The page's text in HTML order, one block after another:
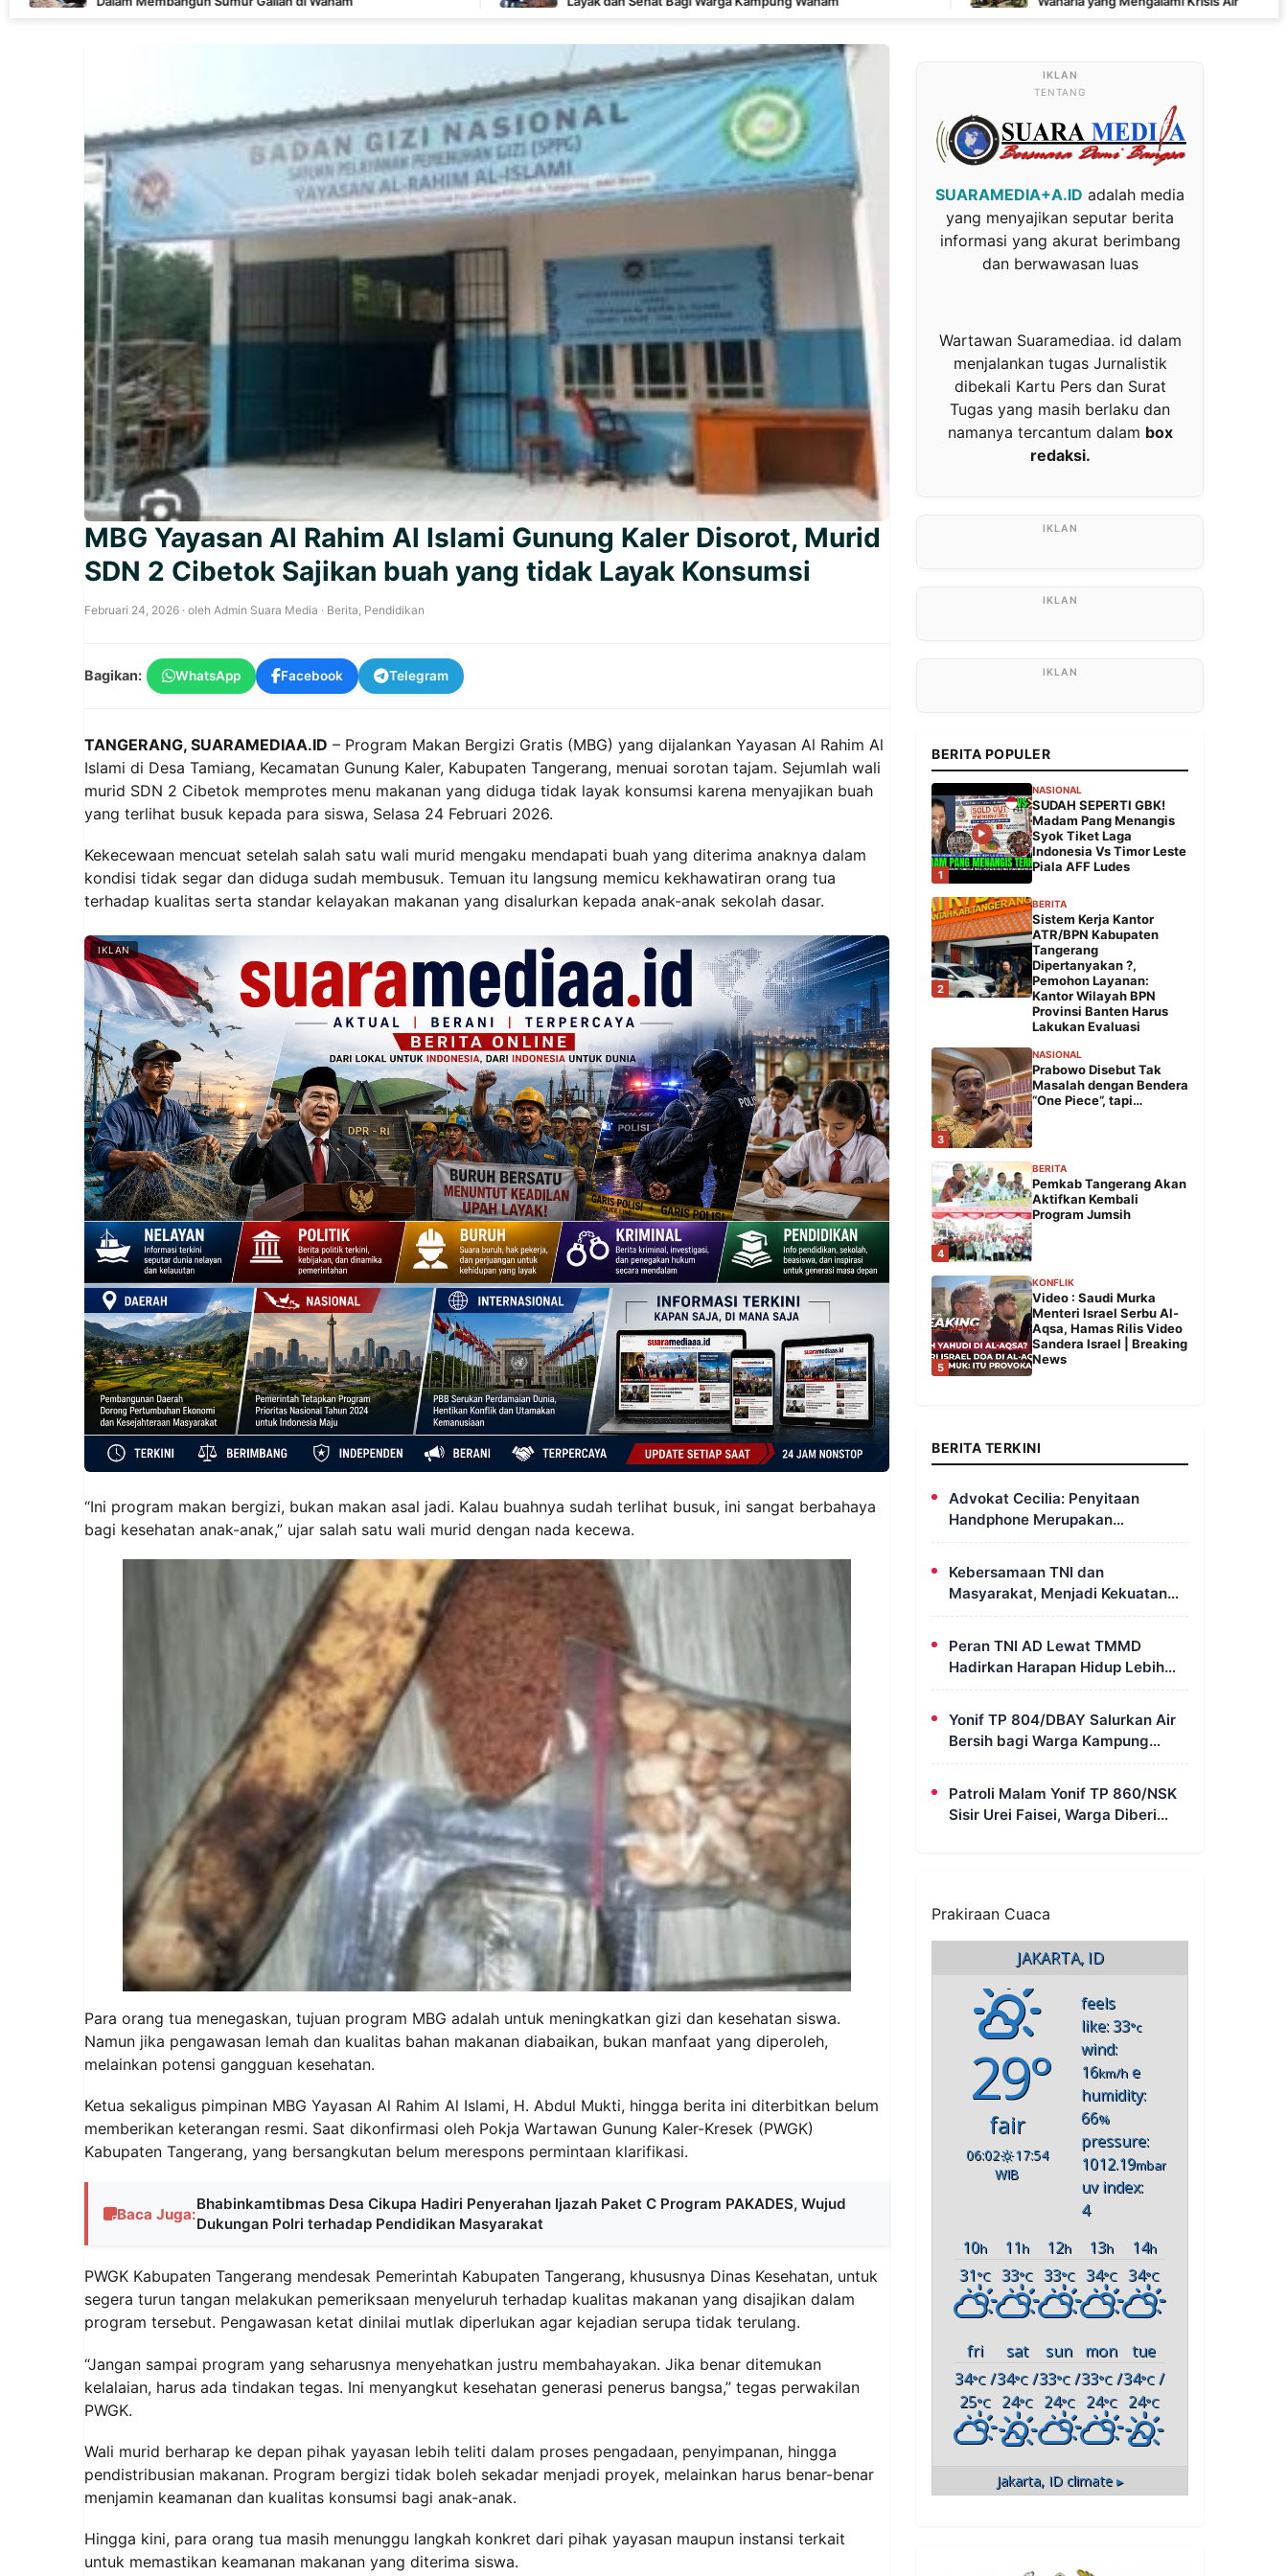
MBG Yayasan Al Rahim Al Islami Gunung Kaler Disorot, Murid
SDN 2 Cibetok Sajikan buah yang tidak Layak Konsumsi
Februari 24, 2026 · oleh Admin Suara Media · Berita Pendidikan
Bagikan: WhatsApp Facebook Telegram
TANGERANG, SUARAMEDIAA.ID – Program Makan Bergizi Gratis (MBG) yang dijalankan Yayasan Al Rahim Al
Islami di Desa Tamiang, Kecamatan Gunung Kaler, Kabupaten Tangerang, menuai sorotan tajam. Sejumlah wali
murid SDN 2 Cibetok memprotes menu makanan yang diduga tidak layak konsumsi karena menyajikan buah
yang terlihat busuk kepada para siswa, Selasa 24 Februari 2026.
Kekecewaan mencuat setelah salah satu wali murid mengaku mendapati buah yang diterima anaknya dalam
kondisi tidak segar dan diduga sudah membusuk. Temuan itu langsung memicu kekhawatiran orang tua
terhadap kualitas serta standar kelayakan makanan yang disalurkan kepada anak-anak sekolah dasar.
IKLAN
“Ini program makan bergizi, bukan makan asal jadi. Kalau buahnya sudah terlihat busuk, ini sangat berbahaya
bagi kesehatan anak-anak,” ujar salah satu wali murid dengan nada kecewa.
Para orang tua menegaskan, tujuan program MBG adalah untuk meningkatkan gizi dan kesehatan siswa.
Namun jika pengawasan lemah dan kualitas bahan makanan diabaikan, bukan manfaat yang diperoleh,
melainkan potensi gangguan kesehatan.
Ketua sekaligus pimpinan MBG Yayasan Al Rahim Al Islami, H. Abdul Mukti, hingga berita ini diterbitkan belum
memberikan keterangan resmi. Saat dikonfirmasi oleh Pokja Wartawan Gunung Kaler-Kresek (PWGK)
Kabupaten Tangerang, yang bersangkutan belum merespons permintaan klarifikasi.
Baca Juga:
Bhabinkamtibmas Desa Cikupa Hadiri Penyerahan Ijazah Paket C Program PAKADES, Wujud
Dukungan Polri terhadap Pendidikan Masyarakat
PWGK Kabupaten Tangerang mendesak Pemerintah Kabupaten Tangerang, khususnya Dinas Kesehatan, untuk
segera turun tangan melakukan pemeriksaan menyeluruh terhadap kualitas makanan yang disajikan dalam
program tersebut. Pengawasan ketat dinilai mutlak diperlukan agar kejadian serupa tidak terulang.
“Jangan sampai program yang seharusnya menyehatkan justru membahayakan. Jika benar ditemukan
kelalaian, harus ada tindakan tegas. Ini menyangkut kesehatan generasi penerus bangsa,” tegas perwakilan
PWGK.
Wali murid berharap ke depan pihak yayasan lebih teliti dalam proses pengadaan, penyimpanan, hingga
pendistribusian makanan. Program bergizi tidak boleh sekadar menjadi proyek, melainkan harus benar-benar
menjamin keamanan dan kualitas konsumsi bagi anak-anak.
Hingga kini, para orang tua masih menunggu langkah konkret dari pihak yayasan maupun instansi terkait
untuk memastikan keamanan makanan yang diterima siswa.
TENTANG
SUARAMEDIA+A.ID adalah media
yang menyajikan seputar berita
informasi yang akurat berimbang
dan berwawasan luas
Wartawan Suaramediaa. id dalam
menjalankan tugas Jurnalistik
dibekali Kartu Pers dan Surat
Tugas yang masih berlaku dan
namanya tercantum dalam box
redaksi.
BERITA POPULER
1
NASIONAL
SUDAH SEPERTI GBK!
Madam Pang Menangis
Syok Tiket Laga
Indonesia Vs Timor Leste
Piala AFF Ludes
2
BERITA
Sistem Kerja Kantor
ATR/BPN Kabupaten
Tangerang
Dipertanyakan ?,
Pemohon Layanan:
Kantor Wilayah BPN
Provinsi Banten Harus
Lakukan Evaluasi
3
NASIONAL
Prabowo Disebut Tak
Masalah dengan Bendera
“One Piece”, tapi…
4
BERITA
Pemkab Tangerang Akan
Aktifkan Kembali
Program Jumsih
5
KONFLIK
Video : Saudi Murka
Menteri Israel Serbu Al-
Aqsa, Hamas Rilis Video
Sandera Israel | Breaking
News
BERITA TERKINI
Advokat Cecilia: Penyitaan
Handphone Merupakan
Mekanisme Hukum, Saya Akan
Penyidik dan Tidak Perlu Takut
Kebersamaan TNI dan
Masyarakat, Menjadi Kekuatan
TMMD Dalam Membangun Sumur
Peran TNI AD Lewat TMMD
Hadirkan Harapan Hidup Lebih
Layak dan Sehat Bagi Warga
Kampung Wanam
Yonif TP 804/DBAY Salurkan Air
Bersih bagi Warga Kampung
Waharia yang Mengalami Krisis
Patroli Malam Yonif TP 860/NSK
Sisir Urei Faisei, Warga Diberi
Prakiraan Cuaca
JAKARTA, ID
29°
fair
06:02
17:54
WIB
feels
like: 33°c
wind:
16km/h e
humidity:
66%
pressure:
1012.19mbar
uv index:
4
10h 11h 12h 13h 14h
31°C 33°C 33°C 34°C 34°C
fri sat sun mon
tue
34°C/
25°C
34°C/
24°C
33°C/
24°C
33°C/
24°C
34°C /
24°C
Jakarta, ID climate ▸